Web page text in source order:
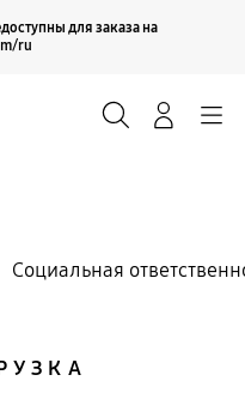
для заказа на
ru
Продолжить
Социальная